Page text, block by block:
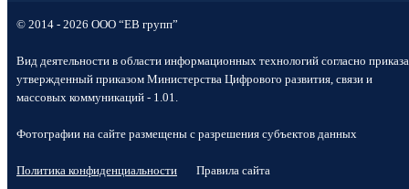
© 2014 - 2026 ООО “ЕВ групп”
Вид деятельности в области информационных технологий согласно приказа
утвержденный приказом Министерства Цифрового развития, связи и
массовых коммуникаций - 1.01.
Фотографии на сайте размещены с разрешения субъектов данных
Политика конфиденциальности Правила сайта